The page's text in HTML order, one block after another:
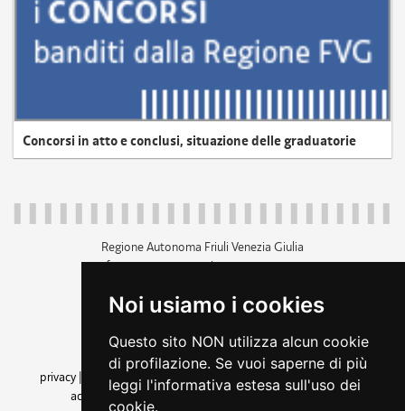
Noi usiamo i cookies
Questo sito NON utilizza alcun cookie
di profilazione. Se vuoi saperne di più
leggi l'informativa estesa sull'uso dei
cookie.
Concorsi in atto e conclusi, situazione delle graduatorie
Regione Autonoma Friuli Venezia Giulia
c.f. 80014930327; p.iva 00526040324
+39 040 3771111
amministrazione trasparente
privacy
cookie |note legali accessibilità
dichiarazione di
accessibilità| feedback cambio preferenze cookie